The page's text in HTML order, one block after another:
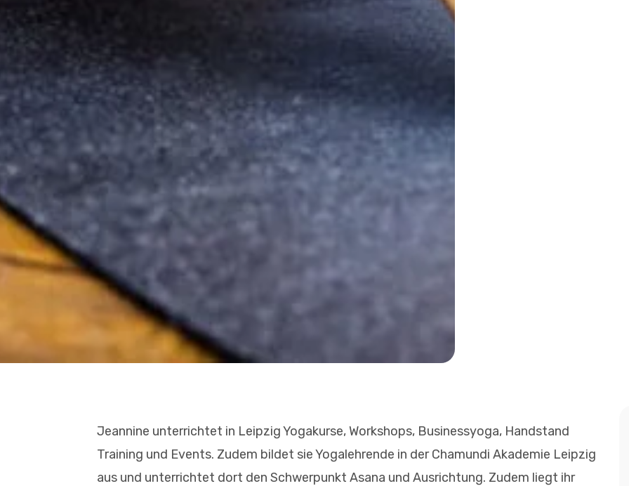
Jeannine unterrichtet in Leipzig Yogakurse, Workshops, Businessyoga, Handstand
Training und Events. Zudem bildet sie Yogalehrende in der Chamundi Akademie Leipzig
aus und unterrichtet dort den Schwerpunkt Asana und Ausrichtung. Zudem liegt ihr